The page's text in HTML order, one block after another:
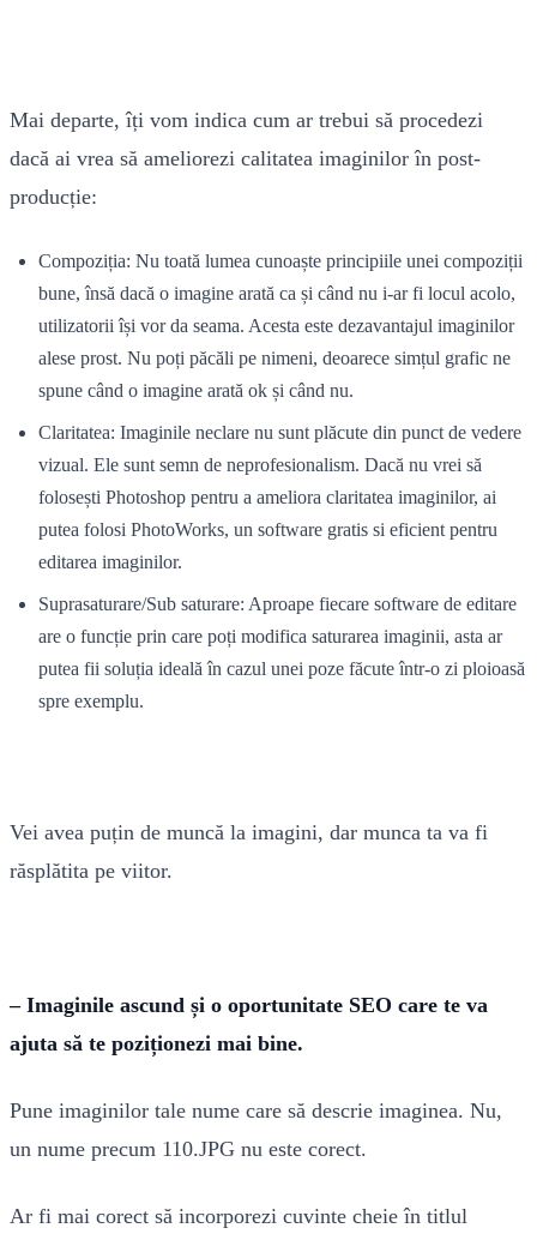
Mai departe, îți vom indica cum ar trebui să procedezi
dacă ai vrea să ameliorezi calitatea imaginilor în post-
producție:
Compoziția: Nu toată lumea cunoaște principiile unei compoziții
bune, însă dacă o imagine arată ca și când nu i-ar fi locul acolo,
utilizatorii își vor da seama. Acesta este dezavantajul imaginilor
alese prost. Nu poți păcăli pe nimeni, deoarece simțul grafic ne
spune când o imagine arată ok și când nu.
Claritatea: Imaginile neclare nu sunt plăcute din punct de vedere
vizual. Ele sunt semn de neprofesionalism. Dacă nu vrei să
folosești Photoshop pentru a ameliora claritatea imaginilor, ai
putea folosi PhotoWorks, un software gratis si eficient pentru
editarea imaginilor.
Suprasaturare/Sub saturare: Aproape fiecare software de editare
are o funcție prin care poți modifica saturarea imaginii, asta ar
putea fii soluția ideală în cazul unei poze făcute într-o zi ploioasă
spre exemplu.
Vei avea puțin de muncă la imagini, dar munca ta va fi
răsplătita pe viitor.
– Imaginile ascund și o oportunitate SEO care te va
ajuta să te poziționezi mai bine.
Pune imaginilor tale nume care să descrie imaginea. Nu,
un nume precum 110.JPG nu este corect.
Ar fi mai corect să incorporezi cuvinte cheie în titlul